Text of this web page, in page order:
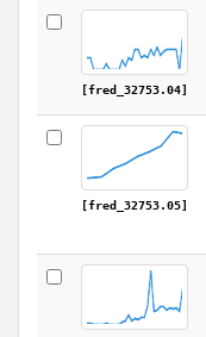
[fred_32753.04]
[fred_32753.05]